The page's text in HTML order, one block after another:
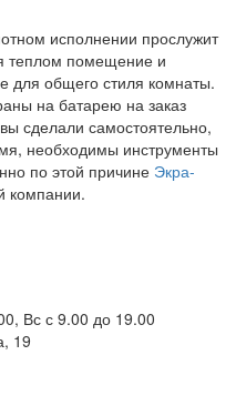
исполнении прослужит
теплом помещение и
для общего стиля комнаты.
на батарею на заказ
сделали самостоятельно,
необходимы инструменты
по этой причине Экра-
компании.
Вс с 9.00 до 19.00
19